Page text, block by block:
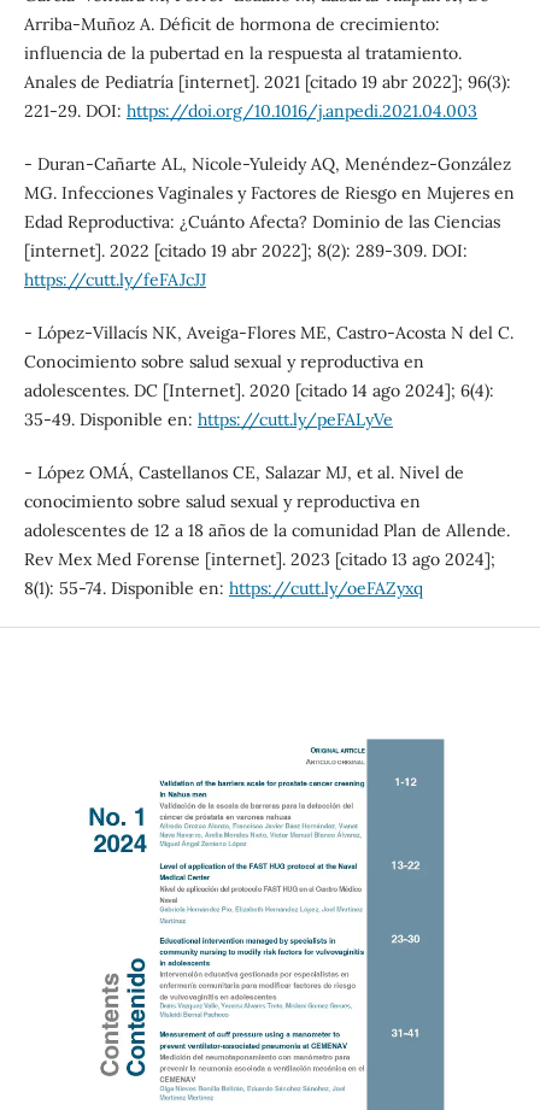
Arriba-Muñoz A. Déficit de hormona de crecimiento:
influencia de la pubertad en la respuesta al tratamiento.
Anales de Pediatría [internet]. 2021 [citado 19 abr 2022]; 96(3):
221-29. DOI: https://doi.org/10.1016/j.anpedi.2021.04.003
- Duran-Cañarte AL, Nicole-Yuleidy AQ, Menéndez-González
MG. Infecciones Vaginales y Factores de Riesgo en Mujeres en
Edad Reproductiva: ¿Cuánto Afecta? Dominio de las Ciencias
[internet]. 2022 [citado 19 abr 2022]; 8(2): 289-309. DOI:
https://cutt.ly/feFAJcJJ
- López-Villacís NK, Aveiga-Flores ME, Castro-Acosta N del C.
Conocimiento sobre salud sexual y reproductiva en
adolescentes. DC [Internet]. 2020 [citado 14 ago 2024]; 6(4):
35-49. Disponible en: https://cutt.ly/peFALyVe
- López OMÁ, Castellanos CE, Salazar MJ, et al. Nivel de
conocimiento sobre salud sexual y reproductiva en
adolescentes de 12 a 18 años de la comunidad Plan de Allende.
Rev Mex Med Forense [internet]. 2023 [citado 13 ago 2024];
8(1): 55-74. Disponible en: https://cutt.ly/oeFAZyxq